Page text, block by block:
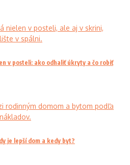
v posteli: ako odhaliť úkryty a čo robiť
je lepší dom a kedy byt?